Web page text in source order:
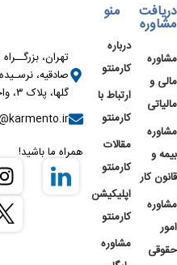
دریافت
مشاوره
مشاوره
مالی و
مالیاتی
مشاوره
بیمه و
قانون کار
مشاوره
امور
حقوقی
منو
درباره
کارمنتو
ارتباط با
کارمنتو
مقالات
کارمنتو
اپلیکیشن
کارمنتو
مشاوره
تهران،
صادقیه،
گلها، پلاک ۳، واحد ۱۸ ۴۹۲۰۲۰۰۰-۰۲۱
همراه ما باشید!